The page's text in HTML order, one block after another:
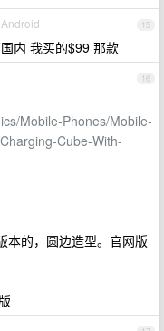
15
内 我买的$99 那款
16
Mobile-Phones/Mobile-
Cube-With-
本的，圆边造型。官网版